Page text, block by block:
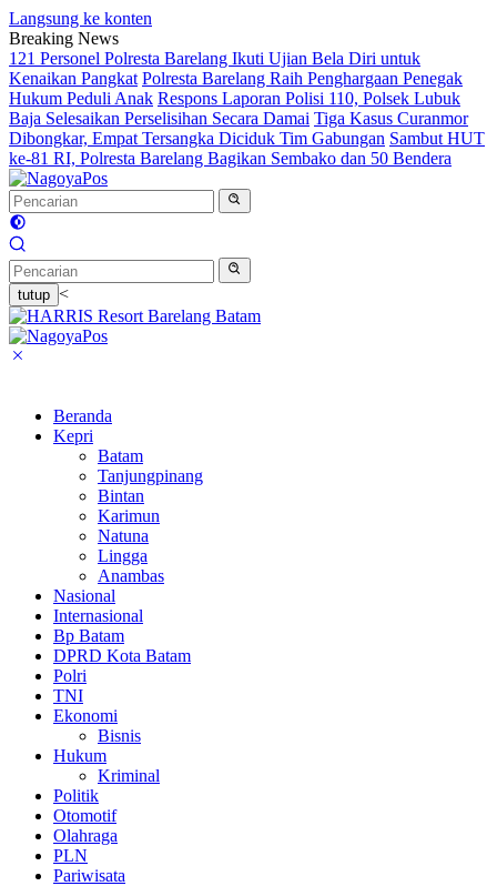
Langsung ke konten
Breaking News
121 Personel Polresta Barelang Ikuti Ujian Bela Diri untuk
Kenaikan Pangkat Polresta Barelang Raih Penghargaan Penegak
Hukum Peduli Anak Respons Laporan Polisi 110, Polsek Lubuk
Baja Selesaikan Perselisihan Secara Damai Tiga Kasus Curanmor
Dibongkar, Empat Tersangka Diciduk Tim Gabungan Sambut HUT
ke-81 RI, Polresta Barelang Bagikan Sembako dan 50 Bendera
tutup <
Beranda
Kepri
Batam
Tanjungpinang
Bintan
Karimun
Natuna
Lingga
Anambas
Nasional
Internasional
Bp Batam
DPRD Kota Batam
Polri
TNI
Ekonomi
Bisnis
Hukum
Kriminal
Politik
Otomotif
Olahraga
PLN
Pariwisata